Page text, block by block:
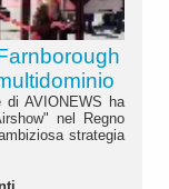
AVIONEWS ha
nel Regno
strategia